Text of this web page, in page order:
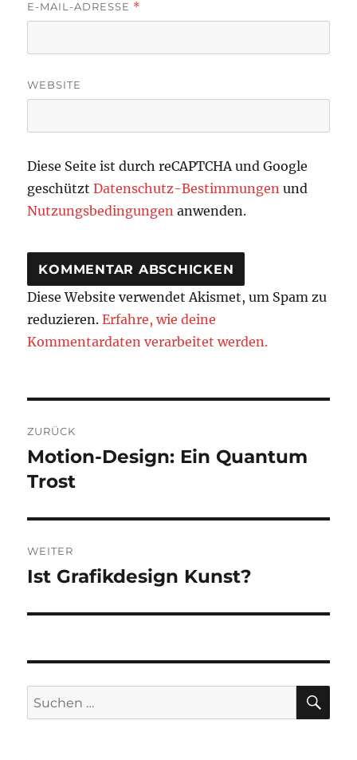
E-MAIL-ADRESSE *
WEBSITE
Diese Seite ist durch reCAPTCHA und Google
geschütztDatenschutz-Bestimmungen und
Nutzungsbedingungen anwenden.
Diese Website verwendet Akismet, um Spam zu
reduzieren.Erfahre, wie deine
Kommentardaten verarbeitet werden.
ZURÜCK
Vorheriger
Beitrag:
Motion-Design: Ein Quantum
Trost
WEITER
Nächster
Ist Grafikdesign Kunst?
Suchen
nach: